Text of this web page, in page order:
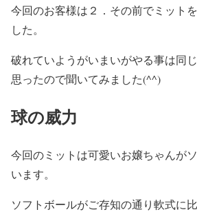
今回のお客様は２．その前でミット
した。
破れていようがいまいがやる事は同
思ったので聞いてみました(^^)
球の威力
今回のミットは可愛いお嬢ちゃんが
います。
ソフトボールがご存知の通り軟式に